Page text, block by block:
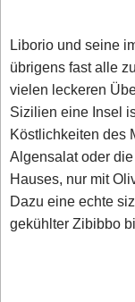
Liborio und seine
übrigens fast alle
vielen leckeren
Sizilien eine Insel
Köstlichkeiten des
Algensalat oder
Hauses, nur mit
Dazu eine echte
gekühlter Zibibbo